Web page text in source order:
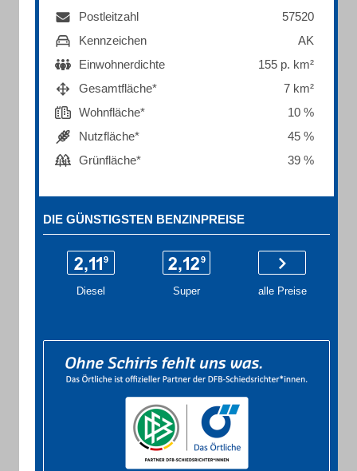
Postleitzahl
57520
Kennzeichen
AK
Einwohnerdichte
155 p. km²
Gesamtfläche*
7 km²
Wohnfläche*
10 %
Nutzfläche*
45 %
Grünfläche*
39 %
DIE GÜNSTIGSTEN BENZINPREISE
Diesel Super alle Preise